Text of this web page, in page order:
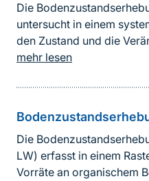
Die
untersucht in einem
den Zustand und die
mehr lesen
Die
LW) erfasst in einem
Vorräte an organischem